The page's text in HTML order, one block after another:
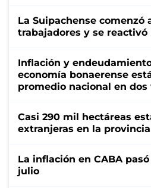
La Suipachense comenzó
trabajadores y se reactivó
Inflación y
economía bonaerense
promedio nacional en
Casi 290 mil hectáreas
extranjeras en la
La inflación en CABA pasó
julio